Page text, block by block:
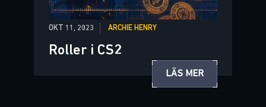
OKT 11, 2023 ARCHIE HENRY
Roller i CS2
LÄS MER